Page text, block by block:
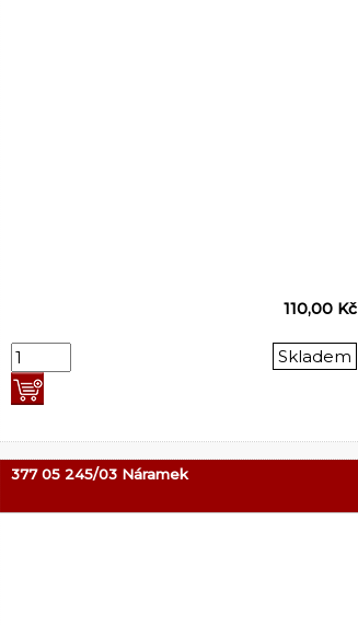
110,00 Kč
Skladem
377 05 245/03 Náramek